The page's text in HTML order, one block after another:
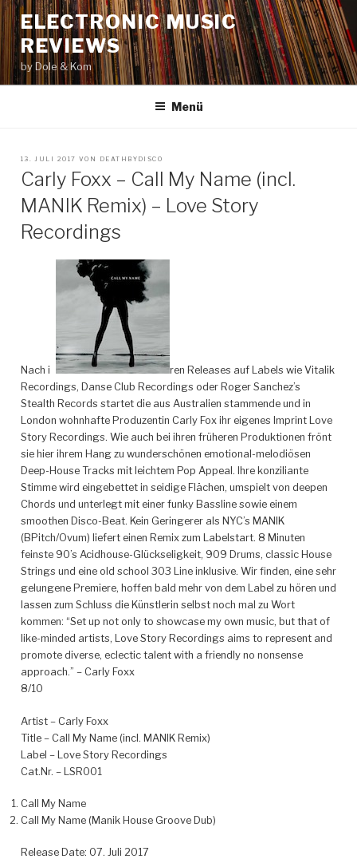
Zum
Inhalt
springen
ELECTRONIC MUSIC
REVIEWS
by Dole & Kom
Menü
VERÖFFENTLICHT
13. JULI 2017 VON DEATHBYDISCO
Carly Foxx – Call My Name (incl.
MANIK Remix) – Love Story
Recordings
Nach ih
ren Releases auf Labels wie Vitalik
Recordings, Danse Club Recordings oder Roger Sanchez’s
Stealth Records startet die aus Australien stammende und in
London wohnhafte Produzentin Carly Fox ihr eigenes Imprint Love
Story Recordings. Wie auch bei ihren früheren Produktionen frönt
sie hier ihrem Hang zu wunderschönen emotional-melodiösen
Deep-House Tracks mit leichtem Pop Appeal. Ihre konziliante
Stimme wird eingebettet in seidige Flächen, umspielt von deepen
Chords und unterlegt mit einer funky Bassline sowie einem
smoothen Disco-Beat. Kein Geringerer als NYC’s MANIK
(BPitch/Ovum) liefert einen Remix zum Labelstart. 8 Minuten
feinste 90’s Acidhouse-Glückseligkeit, 909 Drums, classic House
Strings und eine old school 303 Line inklusive. Wir finden, eine sehr
gelungene Premiere, hoffen bald mehr von dem Label zu hören und
lassen zum Schluss die Künstlerin selbst noch mal zu Wort
kommen: “Set up not only to showcase my own music, but that of
like-minded artists, Love Story Recordings aims to represent and
promote diverse, eclectic talent with a friendly no nonsense
approach.” – Carly Foxx
8/10
Artist – Carly Foxx
Title – Call My Name (incl. MANIK Remix)
Label – Love Story Recordings
Cat.Nr. – LSR001
Call My Name
Call My Name (Manik House Groove Dub)
Release Date: 07. Juli 2017